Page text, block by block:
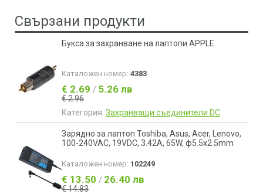
Свързани продукти
Букса за захранване на лаптопи APPLE
Каталожен номер: 4383
€ 2.69 / 5.26 лв
€ 2.96
Категория: Захранващи съединители DC
Зарядно за лаптоп Toshiba, Asus, Acer, Lenovo,
100-240VAC, 19VDC, 3.42A, 65W, ф5.5x2.5mm
Каталожен номер: 102249
€ 13.50 / 26.40 лв
€ 14.83